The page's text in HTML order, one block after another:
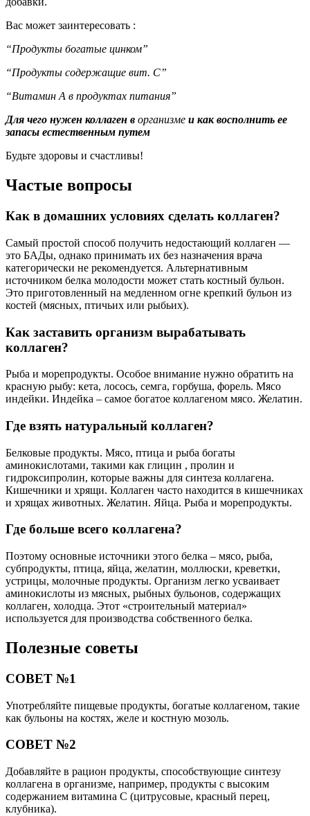
Вас может заинтересовать :
“Продукты богатые цинком”
“Продукты содержащие вит. С”
“Витамин А в продуктах питания”
Для чего нужен коллаген в организме и как восполнить ее
запасы естественным путем
Будьте здоровы и счастливы!
Частые вопросы
Как в домашних условиях сделать коллаген?
Самый простой способ получить недостающий коллаген —
это БАДы, однако принимать их без назначения врача
категорически не рекомендуется. Альтернативным
источником белка молодости может стать костный бульон.
Это приготовленный на медленном огне крепкий бульон из
костей (мясных, птичьих или рыбьих).
Как заставить организм вырабатывать
коллаген?
Рыба и морепродукты. Особое внимание нужно обратить на
красную рыбу: кета, лосось, семга, горбуша, форель. Мясо
индейки. Индейка – самое богатое коллагеном мясо. Желатин.
Где взять натуральный коллаген?
Белковые продукты. Мясо, птица и рыба богаты
аминокислотами, такими как глицин , пролин и
гидроксипролин, которые важны для синтеза коллагена.
Кишечники и хрящи. Коллаген часто находится в кишечниках
и хрящах животных. Желатин. Яйца. Рыба и морепродукты.
Где больше всего коллагена?
Поэтому основные источники этого белка – мясо, рыба,
субпродукты, птица, яйца, желатин, моллюски, креветки,
устрицы, молочные продукты. Организм легко усваивает
аминокислоты из мясных, рыбных бульонов, содержащих
коллаген, холодца. Этот «строительный материал»
используется для производства собственного белка.
Полезные советы
СОВЕТ №1
Употребляйте пищевые продукты, богатые коллагеном, такие
как бульоны на костях, желе и костную мозоль.
СОВЕТ №2
Добавляйте в рацион продукты, способствующие синтезу
коллагена в организме, например, продукты с высоким
содержанием витамина C (цитрусовые, красный перец,
клубника).